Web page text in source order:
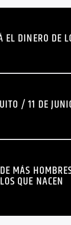
EL DINERO DE
/ 11 DE
MÁS
LOS QUE NACEN